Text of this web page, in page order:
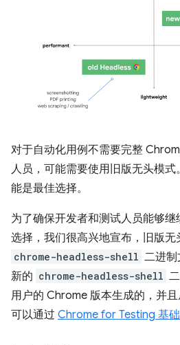
对于自动化用例不需要完整
人员，可能需要使用旧版无头模
能是最佳选择。
为了确保开发者和测试人员能够
选择，我们很高兴地宣布，旧版
chrome-headless-shell 二进
新的 chrome-headless-shell
用户的 Chrome 版本生成的，并且
可以通过 Chrome for Testing 基